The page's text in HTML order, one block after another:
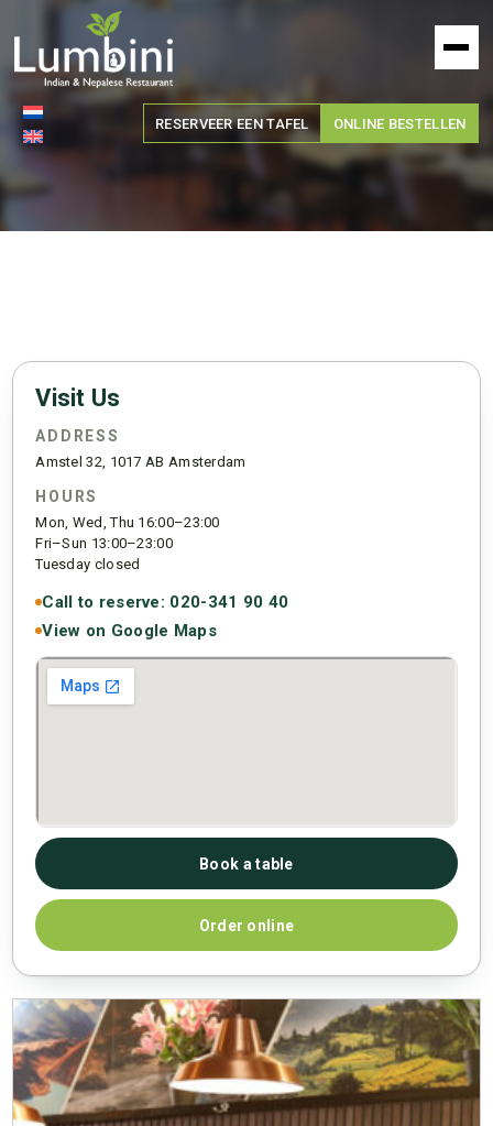
Restaurant
RESERVEER EEN TAFEL ONLINE BESTELLEN
Visit Us
ADDRESS
Amstel 32, 1017 AB Amsterdam
HOURS
Mon, Wed, Thu 16:00–23:00
Fri–Sun 13:00–23:00
Tuesday closed
Call to reserve: 020-341 90 40
View on Google Maps
Book a table
Order online